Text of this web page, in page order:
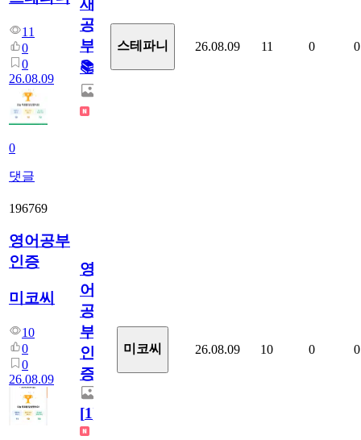
11
0
0
26.08.09
0
댓글
새
공
부!
📚
스테파니 26.08.09 11 0 0
196769
영어공부
인증
미코씨
10
0
0
26.08.09
영
어
공
부
인
증
[1]
미코씨 26.08.09 10 0 0